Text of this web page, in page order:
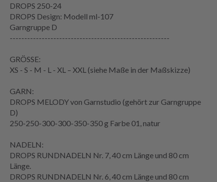
DROPS 250-24
DROPS Design: Modell ml-107
Garngruppe D
-------------------------------------------------------
GRÖSSE:
XS - S - M - L - XL – XXL (siehe Maße in der Maßskizze)
GARN:
DROPS MELODY von Garnstudio (gehört zur Garngruppe
D)
250-250-300-300-350-350 g Farbe 01, natur
NADELN:
DROPS RUNDNADELN Nr. 7, 40 cm Länge und 80 cm
Länge.
DROPS RUNDNADELN Nr. 6, 40 cm Länge und 80 cm